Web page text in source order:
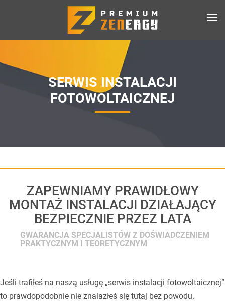
SERWIS INSTALACJI
FOTOWOLTAICZNEJ
ZAPEWNIAMY PRAWIDŁOWY
MONTAŻ INSTALACJI DZIAŁAJĄCY
BEZPIECZNIE PRZEZ LATA
GWARANCJA SPECJALISTÓW Z DOŚWIADCZENIEM
PRAKTYCZNYM I TEORETYCZNYM
Jeśli trafiłeś na naszą usługę „serwis instalacji fotowoltaicznej”
to prawdopodobnie nie znalazłeś się tutaj bez powodu.